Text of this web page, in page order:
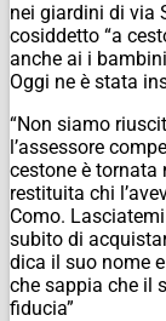
nei giardini di via
cosiddetto “a
anche ai i
Oggi ne è stata
“Non siamo
l’assessore
cestone è tornata
restituita chi
Como.
subito di
dica il suo nome
che sappia che il
fiducia”